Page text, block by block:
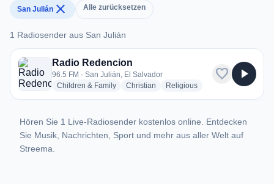
San Julián close Alle zurücksetzen
1 Radiosender aus San Julián
1 Radiosender aus San Julián
Radio Redencion
96.5 FM · San Julián, El Salvador
Children & Familyradio stations
Christian radio stations
Religiousradio stations
favorite play_arrow
Hören Sie 1 Live-Radiosender kostenlos online. Entdecken
Sie Musik, Nachrichten, Sport und mehr aus aller Welt auf
Streema.